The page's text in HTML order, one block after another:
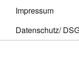
Impressum
Datenschutz/